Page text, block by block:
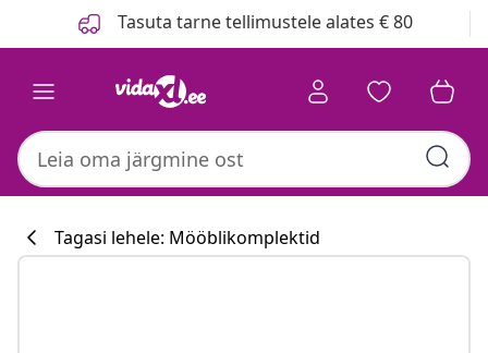
Tasuta tarne tellimustele alates € 80
Tagasi lehele: Mööblikomplektid